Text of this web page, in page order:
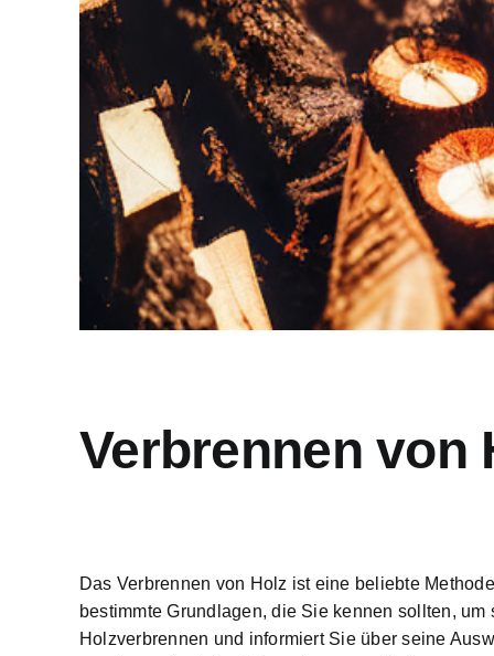
Verbrennen von
Das Verbrennen von Holz ist eine beliebte
bestimmte Grundlagen, die Sie kennen sollten,
Holzverbrennen und informiert Sie über seine